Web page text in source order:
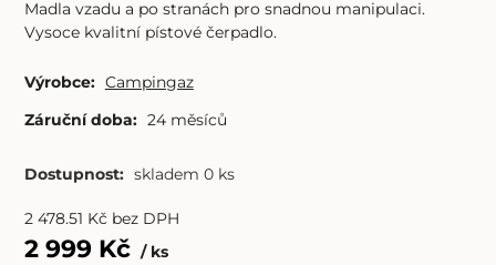
Madla vzadu a po stranách pro snadnou manipulaci.
Vysoce kvalitní pístové čerpadlo.
Výrobce: Campingaz
Záruční doba: 24 měsíců
Dostupnost: skladem 0 ks
2 478.51 Kč bez DPH
2 999Kč ks